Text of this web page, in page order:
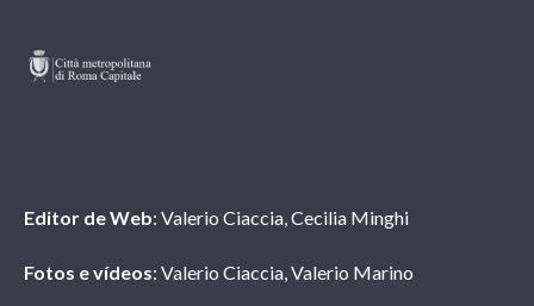
Editor de Web: Valerio Ciaccia, Cecilia Minghi
Fotos e vídeos: Valerio Ciaccia, Valerio Marino